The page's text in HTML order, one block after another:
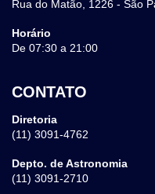
Rua do Matão, 1226 - São
Horário
De 07:30 a 21:00
CONTATO
Diretoria
(11) 3091-4762
Depto. de Astronomia
(11) 3091-2710